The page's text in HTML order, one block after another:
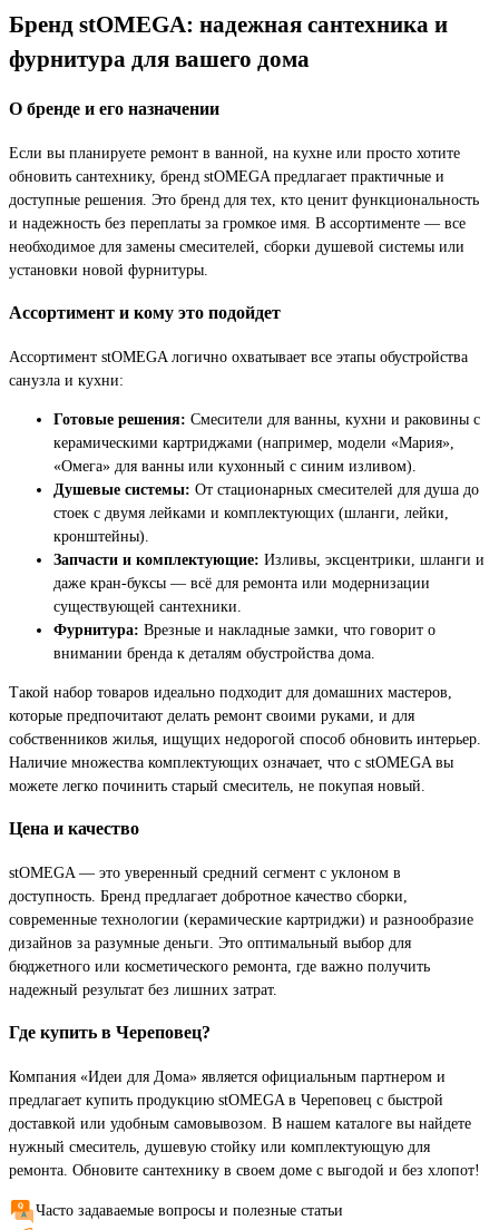
Бренд stOMEGA: надежная сантехника и
фурнитура для вашего дома
О бренде и его назначении
Если вы планируете ремонт в ванной, на кухне или просто хотите
обновить сантехнику, бренд stOMEGA предлагает практичные и
доступные решения. Это бренд для тех, кто ценит функциональность
и надежность без переплаты за громкое имя. В ассортименте — все
необходимое для замены смесителей, сборки душевой системы или
установки новой фурнитуры.
Ассортимент и кому это подойдет
Ассортимент stOMEGA логично охватывает все этапы обустройства
санузла и кухни:
Готовые решения: Смесители для ванны, кухни и раковины с
керамическими картриджами (например, модели «Мария»,
«Омега» для ванны или кухонный с синим изливом).
Душевые системы: От стационарных смесителей для душа до
стоек с двумя лейками и комплектующих (шланги, лейки,
кронштейны).
Запчасти и комплектующие: Изливы, эксцентрики, шланги и
даже кран-буксы — всё для ремонта или модернизации
существующей сантехники.
Фурнитура: Врезные и накладные замки, что говорит о
внимании бренда к деталям обустройства дома.
Такой набор товаров идеально подходит для домашних мастеров,
которые предпочитают делать ремонт своими руками, и для
собственников жилья, ищущих недорогой способ обновить интерьер.
Наличие множества комплектующих означает, что с stOMEGA вы
можете легко починить старый смеситель, не покупая новый.
Цена и качество
stOMEGA — это уверенный средний сегмент с уклоном в
доступность. Бренд предлагает добротное качество сборки,
современные технологии (керамические картриджи) и разнообразие
дизайнов за разумные деньги. Это оптимальный выбор для
бюджетного или косметического ремонта, где важно получить
надежный результат без лишних затрат.
Где купить в Череповец?
Компания «Идеи для Дома» является официальным партнером и
предлагает купить продукцию stOMEGA в Череповец с быстрой
доставкой или удобным самовывозом. В нашем каталоге вы найдете
нужный смеситель, душевую стойку или комплектующую для
ремонта. Обновите сантехнику в своем доме с выгодой и без хлопот!
Часто задаваемые вопросы и полезные статьи